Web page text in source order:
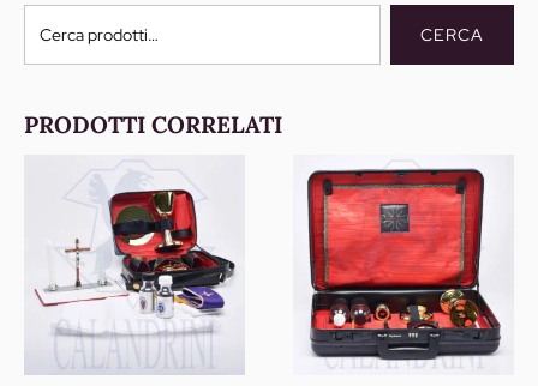
Cerca: CERCA
PRODOTTI CORRELATI